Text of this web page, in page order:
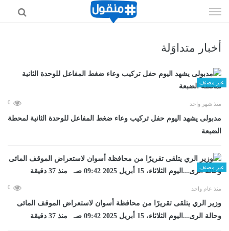
الى
أخبار متداوَلة
غير مصنف
منذ شهر واحد 0
مدبولى يشهد اليوم حفل تركيب وعاء ضغط المفاعل للوحدة الثانية لمحطة
الضبعة
غير مصنف
منذ عام واحد 0
وزير الري يتلقى تقريرًا من محافظة أسوان لاستعراض الموقف المائى
وحالة الرى...اليوم الثلاثاء، 15 أبريل 2025 09:42 صـ منذ 37 دقيقة